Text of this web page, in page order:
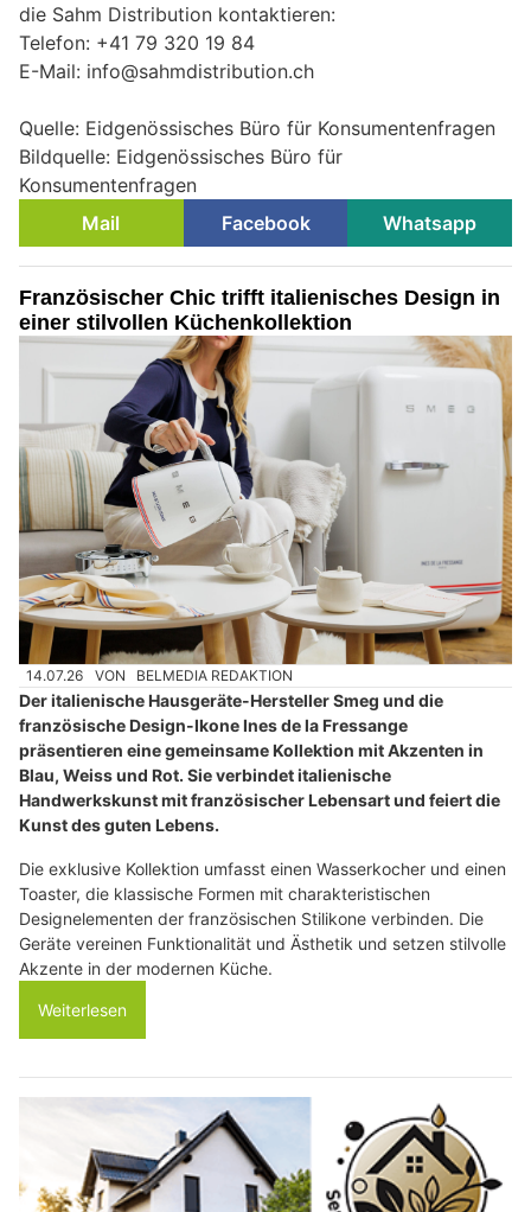
die Sahm Distribution kontaktieren:
Telefon: +41 79 320 19 84
E-Mail: info@sahmdistribution.ch
Quelle: Eidgenössisches Büro für Konsumentenfragen
Bildquelle: Eidgenössisches Büro für
Konsumentenfragen
Mail
Facebook Whatsapp
Französischer Chic trifft italienisches Design in
einer stilvollen Küchenkollektion
14.07.26 VON BELMEDIA REDAKTION
Der italienische Hausgeräte-Hersteller Smeg und die
französische Design-Ikone Ines de la Fressange
präsentieren eine gemeinsame Kollektion mit Akzenten in
Blau, Weiss und Rot. Sie verbindet italienische
Handwerkskunst mit französischer Lebensart und feiert die
Kunst des guten Lebens.
Die exklusive Kollektion umfasst einen Wasserkocher und einen
Toaster, die klassische Formen mit charakteristischen
Designelementen der französischen Stilikone verbinden. Die
Geräte vereinen Funktionalität und Ästhetik und setzen stilvolle
Akzente in der modernen Küche.
Weiterlesen